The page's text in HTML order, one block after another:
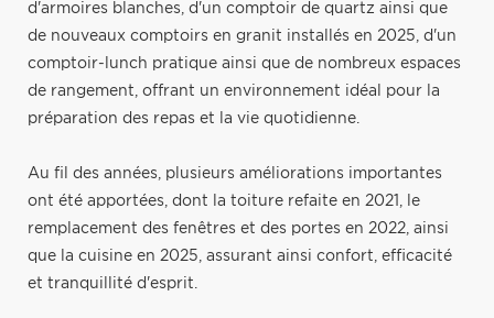
d'armoires blanches, d'un comptoir de quartz ainsi que
de nouveaux comptoirs en granit installés en 2025, d'un
comptoir-lunch pratique ainsi que de nombreux espaces
de rangement, offrant un environnement idéal pour la
préparation des repas et la vie quotidienne.
Au fil des années, plusieurs améliorations importantes
ont été apportées, dont la toiture refaite en 2021, le
remplacement des fenêtres et des portes en 2022, ainsi
que la cuisine en 2025, assurant ainsi confort, efficacité
et tranquillité d'esprit.